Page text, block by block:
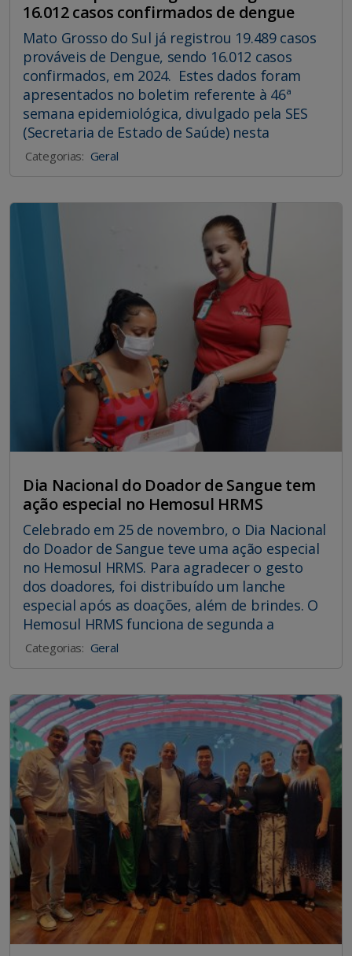
16.012 casos confirmados de dengue
Mato Grosso do Sul já registrou 19.489 casos
prováveis de Dengue, sendo 16.012 casos
confirmados, em 2024. Estes dados foram
apresentados no boletim referente à 46ª
semana epidemiológica, divulgado pela SES
(Secretaria de Estado de Saúde) nesta
Categorias: Geral
Dia Nacional do Doador de Sangue tem
ação especial no Hemosul HRMS
Celebrado em 25 de novembro, o Dia Nacional
do Doador de Sangue teve uma ação especial
no Hemosul HRMS. Para agradecer o gesto
dos doadores, foi distribuído um lanche
especial após as doações, além de brindes. O
Hemosul HRMS funciona de segunda a
Categorias: Geral